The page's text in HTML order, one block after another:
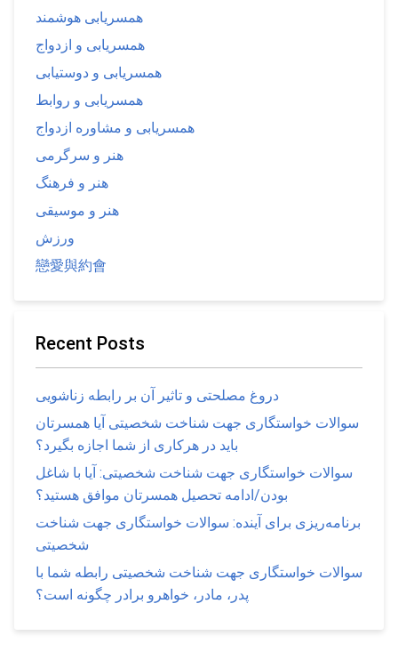
همسریابی هوشمند
همسریابی و ازدواج
همسریابی و دوستیابی
همسریابی و روابط
همسریابی و مشاوره ازدواج
هنر و سرگرمی
هنر و فرهنگ
هنر و موسیقی
ورزش
戀愛與約會
Recent Posts
دروغ مصلحتی و تاثیر آن بر رابطه زناشویی
سوالات خواستگاری جهت شناخت شخصیتی آیا همسرتان
باید در هرکاری از شما اجازه بگیرد؟
سوالات خواستگاری جهت شناخت شخصیتی: آیا با شاغل
بودن/ادامه تحصیل همسرتان موافق هستید؟
برنامه‌ریزی برای آینده: سوالات خواستگاری جهت شناخت
شخصیتی
سوالات خواستگاری جهت شناخت شخصیتی رابطه شما با
پدر، مادر، خواهرو برادر چگونه است؟